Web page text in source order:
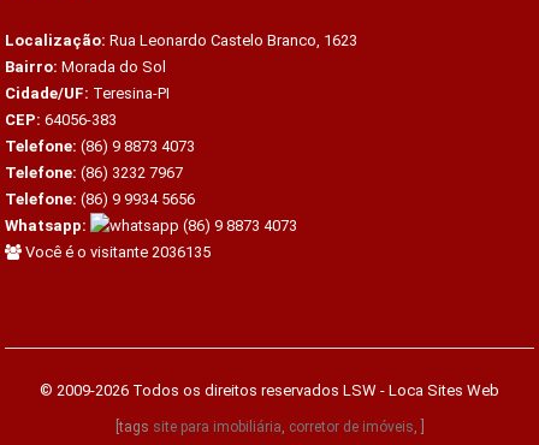
Localização: Rua Leonardo Castelo Branco, 1623
Bairro: Morada do Sol
Cidade/UF: Teresina-PI
CEP: 64056-383
Telefone: (86) 9 8873 4073
Telefone: (86) 3232 7967
Telefone: (86) 9 9934 5656
Whatsapp:
(86) 9 8873 4073
Você é o visitante 2036135
© 2009-2026 Todos os direitos reservados LSW - Loca Sites Web
[tags site para imobiliária, corretor de imóveis, ]